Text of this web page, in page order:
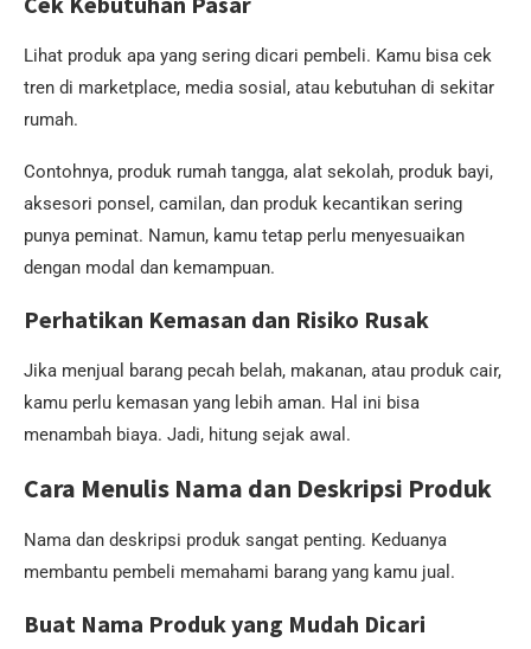
Lihat produk apa yang sering dicari pembeli. Kamu bisa cek
tren di marketplace, media sosial, atau kebutuhan di sekitar
rumah.
Contohnya, produk rumah tangga, alat sekolah, produk bayi,
aksesori ponsel, camilan, dan produk kecantikan sering
punya peminat. Namun, kamu tetap perlu menyesuaikan
dengan modal dan kemampuan.
Perhatikan Kemasan dan Risiko Rusak
Jika menjual barang pecah belah, makanan, atau produk cair,
kamu perlu kemasan yang lebih aman. Hal ini bisa
menambah biaya. Jadi, hitung sejak awal.
Cara Menulis Nama dan Deskripsi Produk
Nama dan deskripsi produk sangat penting. Keduanya
membantu pembeli memahami barang yang kamu jual.
Buat Nama Produk yang Mudah Dicari